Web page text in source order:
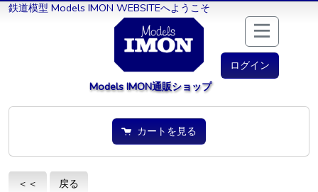
鉄道模型 Models IMON WEBSITEへようこそ
ログイン
Models IMON通販ショップ
カートを見る
＜＜ 戻る